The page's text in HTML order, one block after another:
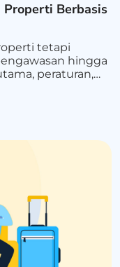
Properti Berbasis
tetapi
hingga
peraturan,